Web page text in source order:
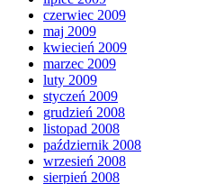
czerwiec 2009
maj 2009
kwiecień 2009
marzec 2009
luty 2009
styczeń 2009
grudzień 2008
listopad 2008
październik 2008
wrzesień 2008
sierpień 2008